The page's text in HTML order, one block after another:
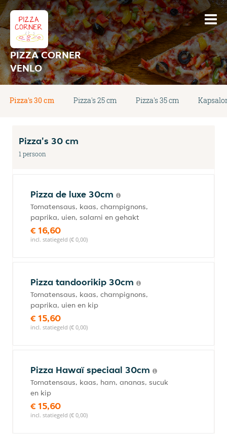
PIZZA CORNER
VENLO
Pizza's 30 cm Pizza's 25 cm Pizza's 35 cm
Pizza's 30 cm
1 persoon
Pizza de luxe 30cm
Tomatensaus, kaas, champignons,
paprika, uien, salami en gehakt
€ 16,60
incl. statiegeld (€ 0,00)
Pizza tandoorikip 30cm
Tomatensaus, kaas, champignons,
paprika, uien en kip
€ 15,60
incl. statiegeld (€ 0,00)
Pizza Hawaï speciaal 30cm
Tomatensaus, kaas, ham, ananas, sucuk
en kip
€ 15,60
incl. statiegeld (€ 0,00)